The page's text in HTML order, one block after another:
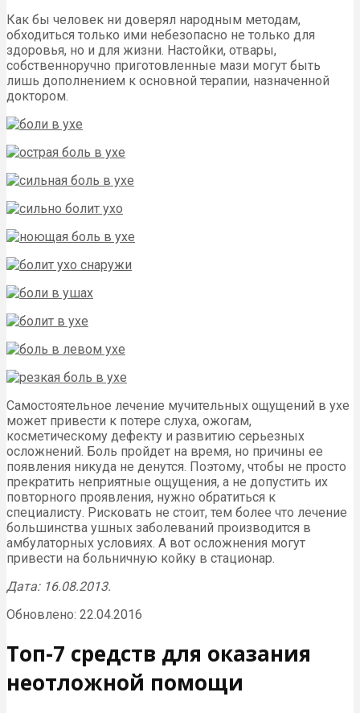
Как бы человек ни доверял народным методам,
обходиться только ими небезопасно не только для
здоровья, но и для жизни. Настойки, отвары,
собственноручно приготовленные мази могут быть
лишь дополнением к основной терапии, назначенной
доктором.
Самостоятельное лечение мучительных ощущений в ухе
может привести к потере слуха, ожогам,
косметическому дефекту и развитию серьезных
осложнений. Боль пройдет на время, но причины ее
появления никуда не денутся. Поэтому, чтобы не просто
прекратить неприятные ощущения, а не допустить их
повторного проявления, нужно обратиться к
специалисту. Рисковать не стоит, тем более что лечение
большинства ушных заболеваний производится в
амбулаторных условиях. А вот осложнения могут
привести на больничную койку в стационар.
Дата: 16.08.2013.
Обновлено: 22.04.2016
Топ-7 средств для оказания
неотложной помощи